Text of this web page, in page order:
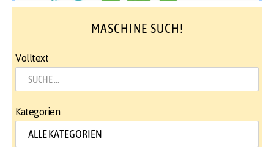
MASCHINE SUCH!
Volltext
Kategorien